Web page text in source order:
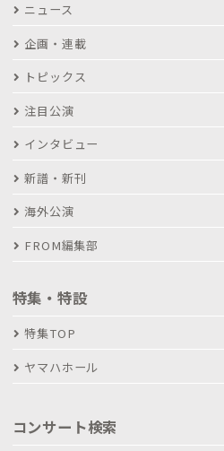
ニュース
企画・連載
トピックス
注目公演
インタビュー
新譜・新刊
海外公演
FROM編集部
特集・特設
特集TOP
ヤマハホール
コンサート検索